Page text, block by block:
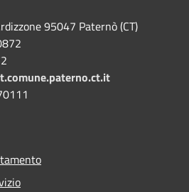
95047 Paternò (CT)